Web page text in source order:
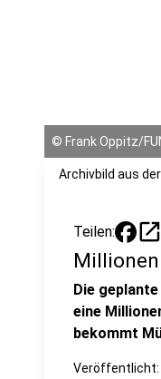
© Frank Oppitz/
Archivbild aus
Teilen: open_in_new
Die
eine
bekommt
Veröffentlicht: